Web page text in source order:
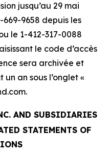
jusqu’au 29 mai
9658 depuis les
le 1-412-317-0088
le code d’accès
sera archivée et
an sous l’onglet «
AND SUBSIDIARIES
STATEMENTS OF